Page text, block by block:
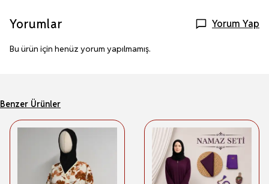
Yorumlar Yorum Yap
Bu ürün için henüz yorum yapılmamış.
Benzer Ürünler